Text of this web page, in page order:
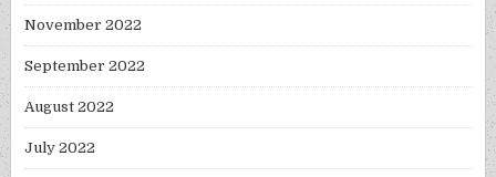
November 2022
September 2022
August 2022
July 2022